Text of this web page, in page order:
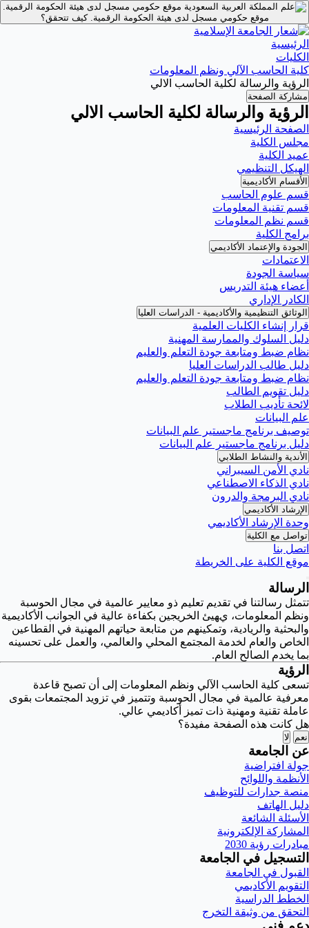
موقع حكومي مسجل لدى هيئة الحكومة الرقمية.
موقع حكومي مسجل لدى هيئة الحكومة الرقمية.كيف تتحقق؟
الرئيسية
الكليات
كلية الحاسب الآلي ونظم المعلومات
الرؤية والرسالة لكلية الحاسب الالي
مشاركة الصفحة
الرؤية والرسالة لكلية الحاسب الالي
الصفحة الرئيسية
مجلس الكلية
عميد الكلية
الهيكل التنظيمي
الأقسام الأكاديمية
قسم علوم الحاسب
قسم تقنية المعلومات
قسم نظم المعلومات
برامج الكلية
الجودة والإعتماد الأكاديمي
الاعتمادات
سياسة الجودة
أعضاء هيئة التدريس
الكادر الإداري
الوثائق التنظيمية والأكاديمية - الدراسات العليا
قرار إنشاء الكليات العلمية
دليل السلوك والممارسة المهنية
نظام ضبط ومتابعة جودة التعلم والعليم
دليل طالب الدراسات العليا
نظام ضبط ومتابعة جودة التعلم والعليم
دليل تقويم الطالب
لائحة تأديب الطلاب
علم البيانات
توصيف برنامج ماجستير علم البيانات
دليل برنامج ماجستير علم البيانات
الأندية والنشاط الطلابي
نادي الأمن السيبراني
نادي الذكاء الاصطناعي
نادي البرمجة والدرون
الإرشاد الأكاديمي
وحدة الإرشاد الأكاديمي
تواصل مع الكلية
اتصل بنا
موقع الكلية على الخريطة
الرسالة
تتمثل رسالتنا في تقديم تعليم ذو معايير عالمية في مجال الحوسبة
ونظم المعلومات، يهيئ الخريجين بكفاءة عالية في الجوانب الأكاديمية
والبحثية والريادية، وتمكينهم من متابعة حياتهم المهنية في القطاعين
الخاص والعام لخدمة المجتمع المحلي والعالمي، والعمل على تحسينه
بما يخدم الصالح العام.
الرؤية
تسعى كلية الحاسب الآلي ونظم المعلومات إلى أن تصبح قاعدة
معرفية عالمية في مجال الحوسبة وتتميز في تزويد المجتمعات بقوى
عاملة تقنية ومهنية ذات تميز أكاديمي عالي.
هل كانت هذه الصفحة مفيدة؟
نعم لا
عن الجامعة
جولة افتراضية
الأنظمة واللوائح
منصة جدارات للتوظيف
دليل الهاتف
الأسئلة الشائعة
المشاركة الإلكترونية
مبادرات رؤية 2030
التسجيل في الجامعة
القبول في الجامعة
التقويم الأكاديمي
الخطط الدراسية
التحقق من وثيقة التخرج